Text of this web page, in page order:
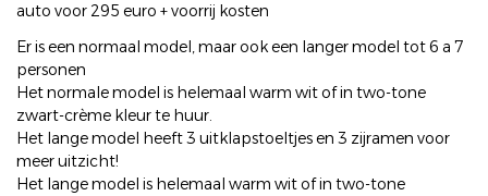
auto voor 295 euro + voorrij kosten
Er is een normaal model, maar ook een langer model tot 6 a 7
personen
Het normale model is helemaal warm wit of in two-tone
zwart-crème kleur te huur.
Het lange model heeft 3 uitklapstoeltjes en 3 zijramen voor
meer uitzicht!
Het lange model is helemaal warm wit of in two-tone